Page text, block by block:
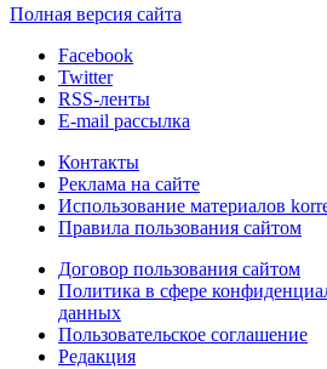
Полная версия сайта
Facebook
Twitter
RSS-ленты
E-mail рассылка
Контакты
Реклама на сайте
Использование материалов
Правила пользования сайтом
Договор пользования сайтом
Политика в сфере
данных
Пользовательское соглашение
Редакция